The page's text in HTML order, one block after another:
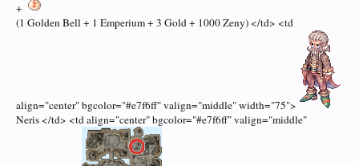
+
(1 Golden Bell + 1 Emperium + 3 Gold + 1000 Zeny) </td> <td
align="center" bgcolor="#e7f6ff" valign="middle" width="75">
Neris </td> <td align="center" bgcolor="#e7f6ff" valign="middle"